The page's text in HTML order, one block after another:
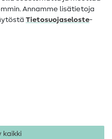
Annamme lisätietoja
Tietosuojaseloste-
kaikki